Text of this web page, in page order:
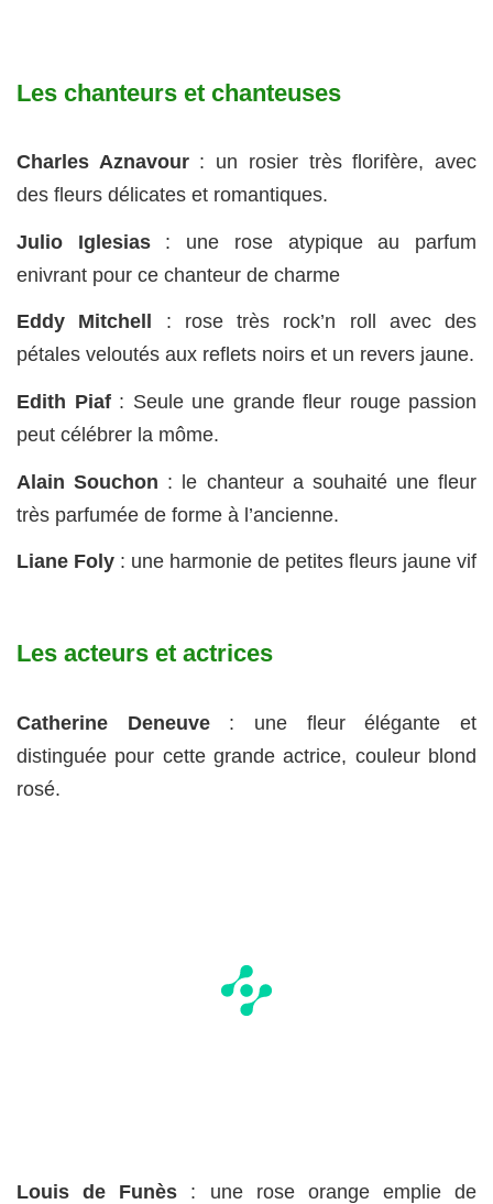
Les chanteurs et chanteuses
Charles Aznavour: un rosier très florifère, avec
des fleurs délicates et romantiques.
Julio Iglesias: une rose atypique au parfum
enivrant pour ce chanteur de charme
Eddy Mitchell
: rose très rock’n roll avec des
pétales veloutés aux reflets noirs et un revers jaune.
Edith Piaf: Seule une grande fleur rouge passion
peut célébrer la môme.
Alain Souchon : le chanteur a souhaité une fleur
très parfumée de forme à l’ancienne.
Liane Foly : une harmonie de petites fleurs jaune vif
Les acteurs et actrices
Catherine Deneuve: une fleur élégante et
distinguée pour cette grande actrice, couleur blond
rosé.
Louis de Funès : une rose orange emplie de